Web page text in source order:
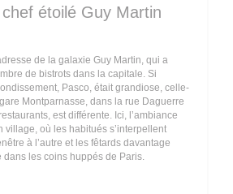
étoilé Guy Martin
de la galaxie Guy Martin, qui a
de bistrots dans la capitale. Si
Pasco, était grandiose, celle-
Montparnasse, dans la rue Daguerre
est différente. Ici, l’ambiance
village, où les habitués s’interpellent
à l’autre et les fêtards davantage
dans les coins huppés de Paris.
ィンドウで開きます))